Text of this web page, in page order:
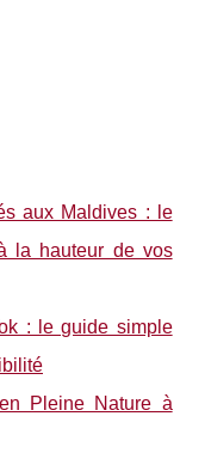
aux Maldives : le
la hauteur de vos
: le guide simple
Pleine Nature à